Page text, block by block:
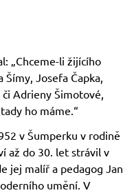
„Chceme-li žijícího
Šímy, Josefa Čapka,
Adrieny Šimotové,
ho máme.“
v Šumperku v rodině
až do 30. let strávil v
jej malíř a pedagog Jan
umění. V